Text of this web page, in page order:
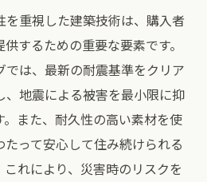
重視した建築技術は、購入者
するための重要な要素です。
は、最新の耐震基準をクリア
、地震による被害を最小限に抑
また、耐久性の高い素材を使
って安心して住み続けられる
れにより、災害時のリスクを